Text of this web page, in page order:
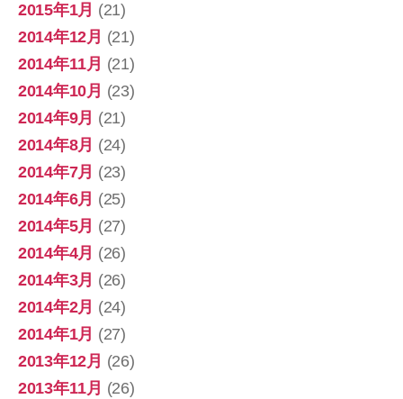
2015年1月 (21)
2014年12月 (21)
2014年11月 (21)
2014年10月 (23)
2014年9月 (21)
2014年8月 (24)
2014年7月 (23)
2014年6月 (25)
2014年5月 (27)
2014年4月 (26)
2014年3月 (26)
2014年2月 (24)
2014年1月 (27)
2013年12月 (26)
2013年11月 (26)